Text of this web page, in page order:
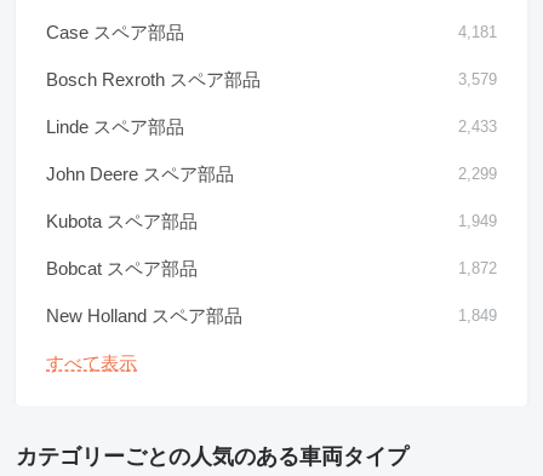
Case スペア部品 4,181
Bosch Rexroth スペア部品 3,579
Linde スペア部品 2,433
John Deere スペア部品 2,299
Kubota スペア部品 1,949
Bobcat スペア部品 1,872
New Holland スペア部品 1,849
すべて表示
カテゴリーごとの人気のある車両タイプ